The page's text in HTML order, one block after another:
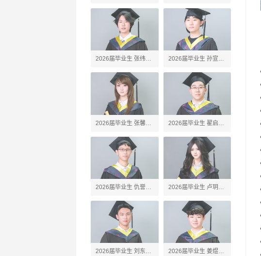
Webster
2026届毕业生 张纬之 2026届毕业生 孙宣德
2026届毕业生 张馨予 2026届毕业生 翟启善
2026届毕业生 仇誉竣 2026届毕业生 卢玥
2026届毕业生 刘东珩 2026届毕业生 姜煜垒